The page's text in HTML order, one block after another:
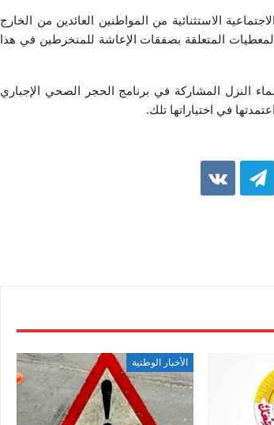
الاستثنائیة من المواطنین العائدین من الخارج
المتعلقة بصفقات الإعاشة للمنخرطین في ھذا
الصحة نشرت یوم 25 جانفي 2021 قائمة بأسماء النزل المشاركة في برنامج الحجر الصحي الإجباري
في اختیاراتھا تلك.
الأخبار الوطنية